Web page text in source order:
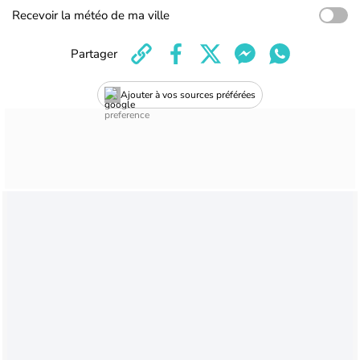
Recevoir la météo de ma ville
Ajouter à vos sources préférées
Partager